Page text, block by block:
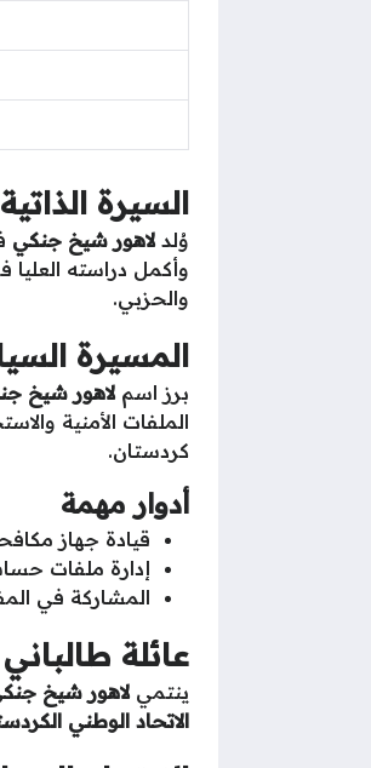
السيرة
وُلدلاهور شيخ جنكي
وأكمل دراسته
والحزبي.
المسيرة
برز اسملاهور شيخ
الملفات الأمنية
كردستان.
أدوار مهمة
قيادة جهاز
إدارة ملفات
المشاركة في
عائلة
ينتميلاهور شيخ
الاتحاد الوطني